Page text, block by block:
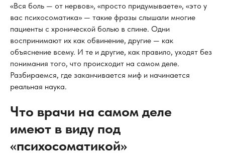
«Вся боль — от нервов», «просто придумываете», «это у
вас психосоматика» — такие фразы слышали многие
пациенты с хронической болью в спине. Одни
воспринимают их как обвинение, другие — как
объяснение всему. И те и другие, как правило, уходят без
понимания того, что происходит на самом деле.
Разбираемся, где заканчивается миф и начинается
реальная наука.
Что врачи на самом деле
имеют в виду под
«психосоматикой»